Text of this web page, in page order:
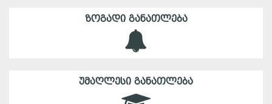
ᲖᲝᲒᲐᲓᲘ ᲒᲐᲜᲐᲗᲚᲔᲑᲐ
ᲣᲛᲐᲦᲚᲔᲡᲘ ᲒᲐᲜᲐᲗᲚᲔᲑᲐ